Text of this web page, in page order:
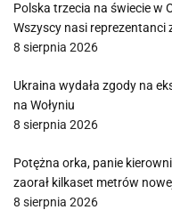
Polska trzecia na świecie w
Wszyscy nasi reprezentanci
8 sierpnia 2026
Ukraina wydała zgody na
na Wołyniu
8 sierpnia 2026
Potężna orka, panie
zaorał kilkaset metrów
8 sierpnia 2026